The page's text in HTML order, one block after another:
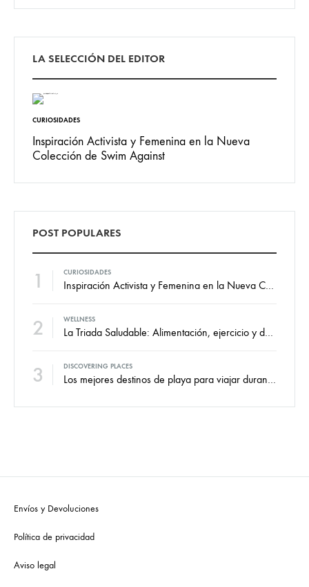
LA SELECCIÓN DEL EDITOR
CURIOSIDADES
Inspiración Activista y Femenina en la Nueva
Colección de Swim Against
POST POPULARES
1 CURIOSIDADES
Inspiración Activista y Femenina en la Nueva Colección de Swim Against
2 WELLNESS
La Triada Saludable: Alimentación, ejercicio y descanso.
3 DISCOVERING PLACES
Los mejores destinos de playa para viajar durante todo el año.
Envíos y Devoluciones
Política de privacidad
Aviso legal